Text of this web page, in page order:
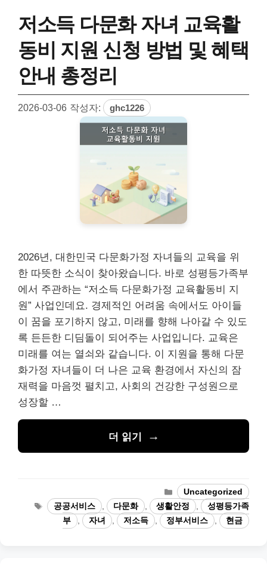
저소득 다문화 자녀 교육활
동비 지원 신청 방법 및 혜택
안내 총정리
2026-03-06 작성자: ghc1226
2026년, 대한민국 다문화가정 자녀들의 교육을 위
한 따뜻한 소식이 찾아왔습니다. 바로 성평등가족부
에서 주관하는 “저소득 다문화가정 교육활동비 지
원” 사업인데요. 경제적인 어려움 속에서도 아이들
이 꿈을 포기하지 않고, 미래를 향해 나아갈 수 있도
록 든든한 디딤돌이 되어주는 사업입니다. 교육은
미래를 여는 열쇠와 같습니다. 이 지원을 통해 다문
화가정 자녀들이 더 나은 교육 환경에서 자신의 잠
재력을 마음껏 펼치고, 사회의 건강한 구성원으로
성장할 …
더 읽기
카
테
고
리
Uncategorized
태
그
공공서비스 , 다문화 , 생활안정 ,
성평등가족
부
, 자녀 , 저소득 , 정부서비스 , 현금